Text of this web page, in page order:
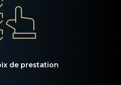
de prestation